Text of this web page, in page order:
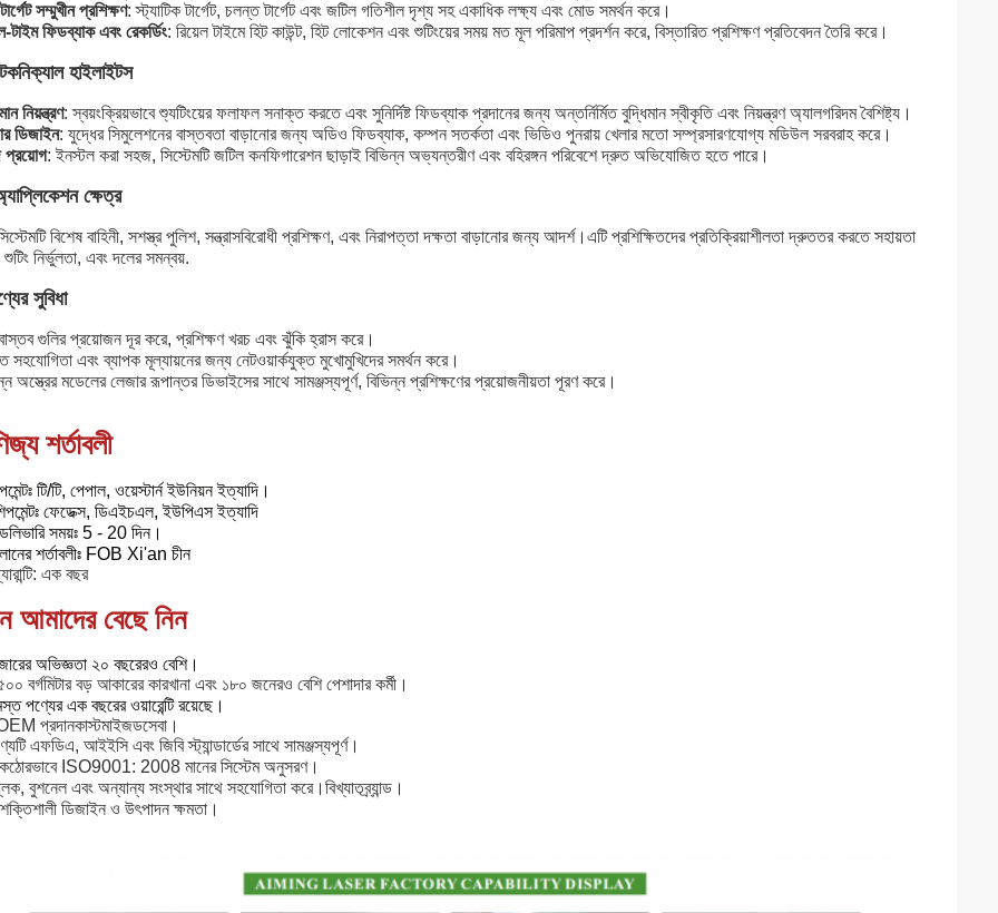
টার্গেট সম্মুখীন প্রশিক্ষণ: স্ট্যাটিক টার্গেট, চলন্ত টার্গেট এবং জটিল গতিশীল দৃশ্য সহ একাধিক লক্ষ্য এবং মোড সমর্থন করে।
টাইম ফিডব্যাক এবং রেকর্ডিং: রিয়েল টাইমে হিট কাউন্ট, হিট লোকেশন এবং শুটিংয়ের সময় মত মূল পরিমাপ প্রদর্শন করে, বিস্তারিত প্রশিক্ষণ প্রতিবেদন তৈরি করে।
হাইলাইটস
নিয়ন্ত্রণ: স্বয়ংক্রিয়ভাবে শ্যুটিংয়ের ফলাফল সনাক্ত করতে এবং সুনির্দিষ্ট ফিডব্যাক প্রদানের জন্য অন্তর্নির্মিত বুদ্ধিমান স্বীকৃতি এবং নিয়ন্ত্রণ অ্যালগরিদম বৈশিষ্ট্য।
ডিজাইন: যুদ্ধের সিমুলেশনের বাস্তবতা বাড়ানোর জন্য অডিও ফিডব্যাক, কম্পন সতর্কতা এবং ভিডিও পুনরায় খেলার মতো সম্প্রসারণযোগ্য মডিউল সরবরাহ করে।
প্রয়োগ: ইনস্টল করা সহজ, সিস্টেমটি জটিল কনফিগারেশন ছাড়াই বিভিন্ন অভ্যন্তরীণ এবং বহিরঙ্গন পরিবেশে দ্রুত অভিযোজিত হতে পারে।
ক্ষেত্র
বিশেষ বাহিনী, সশস্ত্র পুলিশ, সন্ত্রাসবিরোধী প্রশিক্ষণ, এবং নিরাপত্তা দক্ষতা বাড়ানোর জন্য আদর্শ।এটি প্রশিক্ষিতদের প্রতিক্রিয়াশীলতা দ্রুততর করতে সহায়তা
নির্ভুলতা, এবং দলের সমন্বয়.
সুবিধা
গুলির প্রয়োজন দূর করে, প্রশিক্ষণ খরচ এবং ঝুঁকি হ্রাস করে।
সহযোগিতা এবং ব্যাপক মূল্যায়নের জন্য নেটওয়ার্কযুক্ত মুখোমুখিদের সমর্থন করে।
অস্ত্রের মডেলের লেজার রূপান্তর ডিভাইসের সাথে সামঞ্জস্যপূর্ণ, বিভিন্ন প্রশিক্ষণের প্রয়োজনীয়তা পূরণ করে।
শর্তাবলী
টি/টি, পেপাল, ওয়েস্টার্ন ইউনিয়ন ইত্যাদি।
ফেডেক্স, ডিএইচএল, ইউপিএস ইত্যাদি
সময়ঃ 5 - 20 দিন।
শর্তাবলীঃ FOB Xi'an চীন
: এক বছর
আমাদের বেছে নিন
অভিজ্ঞতা ২০ বছরেরও বেশি।
বর্গমিটার বড় আকারের কারখানা এবং ১৮০ জনেরও বেশি পেশাদার কর্মী।
পণ্যের এক বছরের ওয়ারেন্টি রয়েছে।
প্রদানকাস্টমাইজডসেবা।
এফডিএ, আইইসি এবং জিবি স্ট্যান্ডার্ডের সাথে সামঞ্জস্যপূর্ণ।
কঠোরভাবে ISO9001: 2008 মানের সিস্টেম অনুসরণ।
বুশনেল এবং অন্যান্য সংস্থার সাথে সহযোগিতা করে। বিখ্যাতব্র্যান্ড।
শক্তিশালী ডিজাইন ও উৎপাদন ক্ষমতা।